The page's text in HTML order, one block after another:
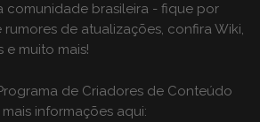
comunidade brasileira - fique por
de atualizações, confira Wiki,
e muito mais!
de Criadores de Conteúdo
informações aqui: